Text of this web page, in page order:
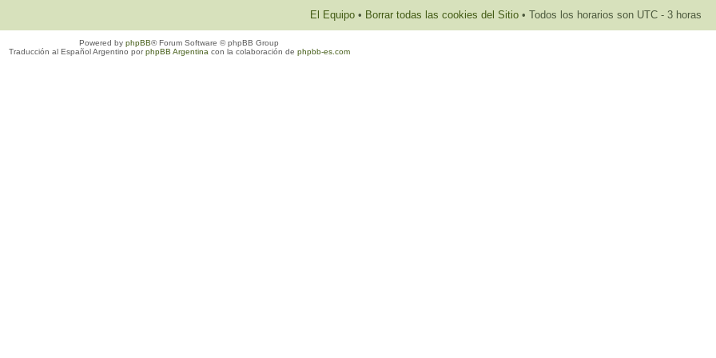
El Equipo • Borrar todas las cookies del Sitio • Todos los horarios son UTC - 3 horas
Powered by phpBB® Forum Software © phpBB Group
Traducción al Español Argentino porphpBB Argentina con la colaboración de phpbb-es.com